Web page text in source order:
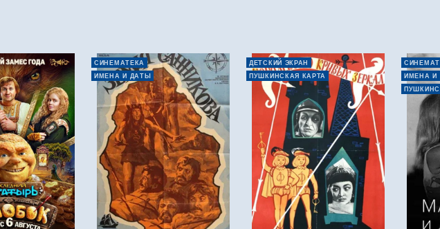
СИНЕМАТЕКА
ИМЕНА И ДАТЫ
ДЕТСКИЙ ЭКРАН
ПУШКИНСКАЯ КАРТА
ИМЕНА И